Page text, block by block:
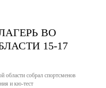
ВО
15-17
области собрал спортсменов
и кю-тест